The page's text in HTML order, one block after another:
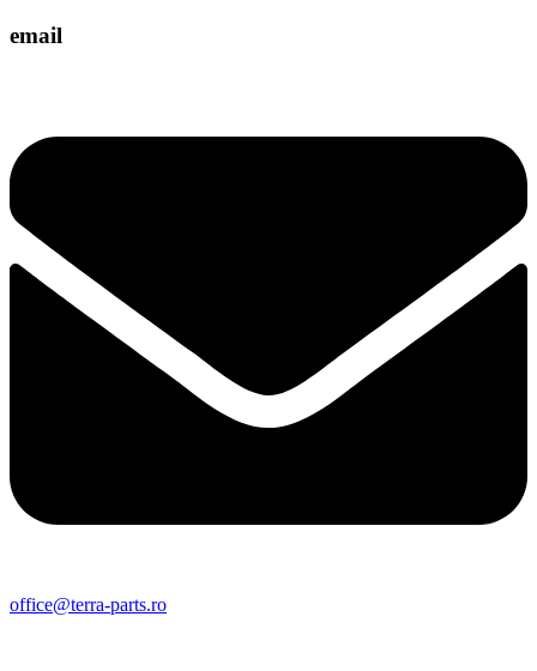
email
office@terra-parts.ro